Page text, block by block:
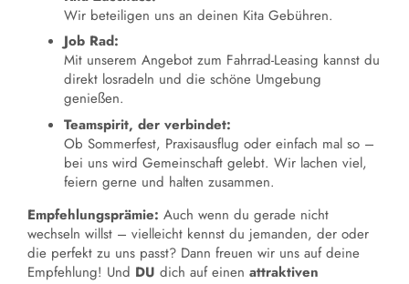
Wir beteiligen uns an deinen Kita Gebühren.
Job Rad:
Mit unserem Angebot zum Fahrrad-Leasing kannst du
direkt losradeln und die schöne Umgebung
genießen.
Teamspirit, der verbindet:
Ob Sommerfest, Praxisausflug oder einfach mal so –
bei uns wird Gemeinschaft gelebt. Wir lachen viel,
feiern gerne und halten zusammen.
Empfehlungsprämie: Auch wenn du gerade nicht
wechseln willst – vielleicht kennst du jemanden, der oder
die perfekt zu uns passt? Dann freuen wir uns auf deine
Empfehlung! Und DU dich auf einen attraktiven